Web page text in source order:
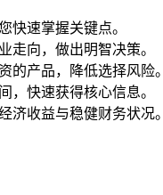
快速掌握关键点。
走向，做出明智决策。
的产品，降低选择风险。
，快速获得核心信息。
济收益与稳健财务状况。